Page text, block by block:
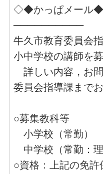
◇◆かっぱメール
──────────
牛久市教育委員会
小中学校の講師を
詳しい内容，お
委員会指導課まで
○募集教科等
小学校（常勤）
中学校（常勤：理
○資格：上記の免